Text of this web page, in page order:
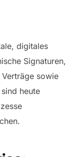
digitales
Signaturen,
sowie
heute